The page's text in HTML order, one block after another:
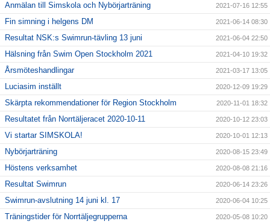
Anmälan till Simskola och Nybörjarträning 2021-07-16 12:55
Fin simning i helgens DM 2021-06-14 08:30
Resultat NSK:s Swimrun-tävling 13 juni 2021-06-04 22:50
Hälsning från Swim Open Stockholm 2021 2021-04-10 19:32
Årsmöteshandlingar 2021-03-17 13:05
Luciasim inställt 2020-12-09 19:29
Skärpta rekommendationer för Region Stockholm 2020-11-01 18:32
Resultatet från Norrtäljeracet 2020-10-11 2020-10-12 23:03
Vi startar SIMSKOLA! 2020-10-01 12:13
Nybörjarträning 2020-08-15 23:49
Höstens verksamhet 2020-08-08 21:16
Resultat Swimrun 2020-06-14 23:26
Swimrun-avslutning 14 juni kl. 17 2020-06-04 10:25
Träningstider för Norrtäljegrupperna 2020-05-08 10:20